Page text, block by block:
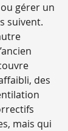
gérer un
suivent.
des
mais qui